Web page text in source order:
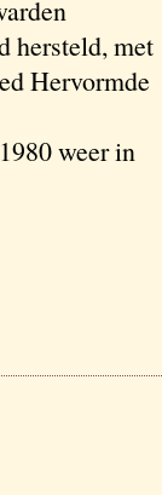
hersteld, met
Hervormde
weer in